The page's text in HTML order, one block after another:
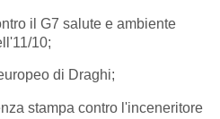
il G7 salute e ambiente
10;
di Draghi;
stampa contro l'inceneritore